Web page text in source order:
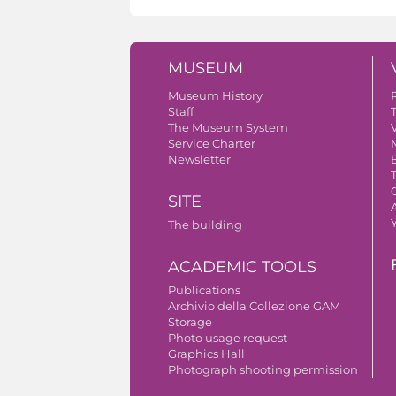
MUSEUM
Museum History
Staff
The Museum System
Service Charter
Newsletter
SITE
The building
ACADEMIC TOOLS
Publications
Archivio della Collezione GAM
Storage
Photo usage request
Graphics Hall
Photograph shooting permission